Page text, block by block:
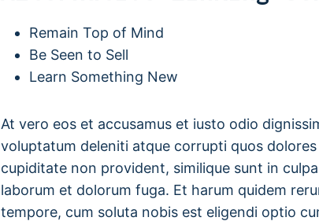
Remain Top of Mind
Be Seen to Sell
Learn Something New
At vero eos et accusamus et iusto odio
voluptatum deleniti atque corrupti quos
cupiditate non provident, similique sunt in
laborum et dolorum fuga. Et harum quidem
tempore, cum soluta nobis est eligendi optio